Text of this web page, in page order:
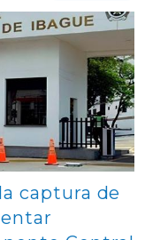
captura de